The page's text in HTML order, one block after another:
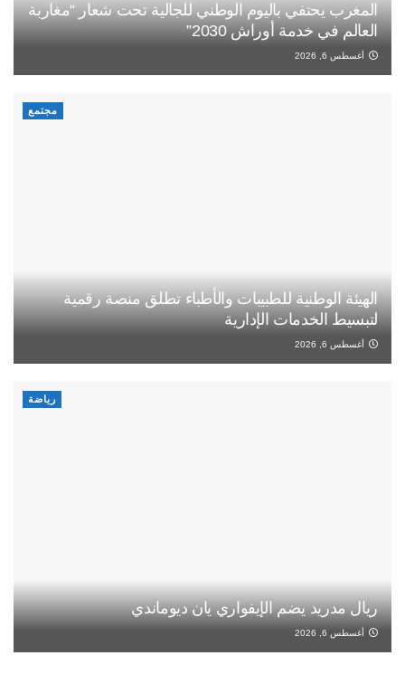
المغرب يحتفي باليوم الوطني للجالية تحت شعار “مغاربة
العالم في خدمة أوراش 2030”
أغسطس 6, 2026
مجتمع
الهيئة الوطنية للطبيبات والأطباء تطلق منصة رقمية
لتبسيط الخدمات الإدارية
أغسطس 6, 2026
رياضة
ريال مدريد يضم الإيفواري يان ديوماندي
أغسطس 6, 2026